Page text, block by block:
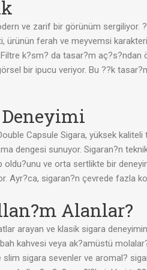
ve zarif bir görünüm
ürünün ferah ve meyvemsi
k?sm? da tasar?m
bir ipucu veriyor. Bu ??k
Capsule Sigara, yüksek
dengesi sunuyor. Sigaran?n
ve orta sertlikte bir
Ayr?ca, sigaran?n çevrede fazla
Alanlar?
arayan ve klasik sigara
kahvesi veya ak?amüstü
sigara sevenler ve aromal?